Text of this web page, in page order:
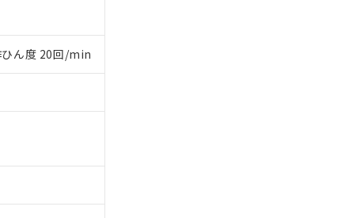
ん度 20回/min
庫状況および標準価格(税抜)を提供させていただ
対象外となる商品もあることをご了承ください。
更新日時点での社内データに基づき作成されるも
、またはお客様担当のオムロン制御機器販売店・
応の商品で、対応品を出す予定はありません。
状況を調査中または確認中の商品です。
有品と判明した場合などやむを得ず変更すること
以下、ポリ臭化ジフェニルエーテル類(PBDE) 1000ppm以下、
タル酸ブチルベンジル（BBP） 1000ppm以下、フタル酸ジブチ
下
除く。
いことを確認しています。
あることを示します。
ていることを示します。
、
、 BBP(フタル酸ブチルベンジル) : 1000ppm、
国貿易法に定める商品（以下｢規制貨物等」とい
政府の輸出許可(または役務取引許可)を取得する
生物兵器またはその他武器並びにこれらの製造装